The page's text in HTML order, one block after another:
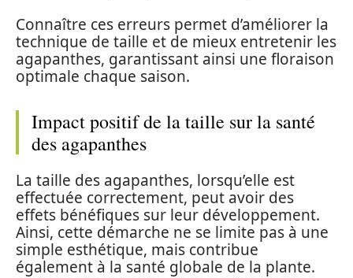
Connaître ces erreurs permet d’améliorer la
technique de taille et de mieux entretenir les
agapanthes, garantissant ainsi une floraison
optimale chaque saison.
Impact positif de la taille sur la santé
des agapanthes
La taille des agapanthes, lorsqu’elle est
effectuée correctement, peut avoir des
effets bénéfiques sur leur développement.
Ainsi, cette démarche ne se limite pas à une
simple esthétique, mais contribue
également à la santé globale de la plante.